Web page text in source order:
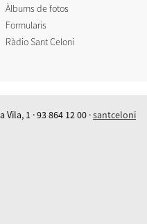
Àlbums de fotos
Formularis
Ràdio Sant Celoni
1 · 93 864 12 00 ·santceloni